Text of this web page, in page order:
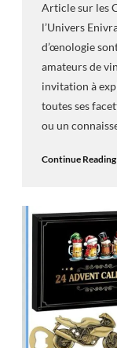
Article sur les
l’Univers
d’œnologie
amateurs de
invitation à
toutes ses
ou un
Continue Reading